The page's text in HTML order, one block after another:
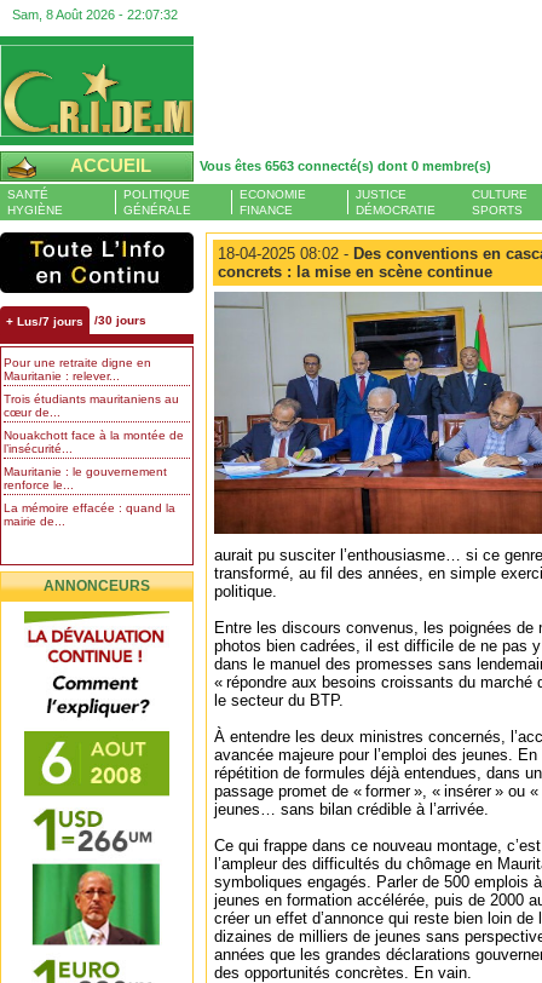
Sam, 8 Août 2026 - 22:07:32
ACCUEIL Vous êtes 6563 connecté(s) dont 0 membre(s)
SANTÉ
HYGIÈNE
POLITIQUE
GÉNÉRALE
ECONOMIE
FINANCE
JUSTICE
DÉMOCRATIE
CULTURE
SPORTS
+ Lus/7 jours /30 jours
Pour une retraite digne en
Mauritanie : relever...
Trois étudiants mauritaniens au
cœur de...
Nouakchott face à la montée de
l’insécurité...
Mauritanie : le gouvernement
renforce le...
La mémoire effacée : quand la
mairie de...
ANNONCEURS
18-04-2025 08:02 - Des conventions en
concrets : la mise en scène continue
aurait pu susciter l’enthousiasme… si ce
transformé, au fil des années, en simple
politique.
Entre les discours convenus, les poignées de
photos bien cadrées, il est difficile de ne pas
dans le manuel des promesses sans
« répondre aux besoins croissants du marché
le secteur du BTP.
À entendre les deux ministres concernés,
avancée majeure pour l’emploi des jeunes.
répétition de formules déjà entendues, dans
passage promet de « former », « insérer » ou
jeunes… sans bilan crédible à l’arrivée.
Ce qui frappe dans ce nouveau montage,
l’ampleur des difficultés du chômage en
symboliques engagés. Parler de 500 emplois
jeunes en formation accélérée, puis de 2000
créer un effet d’annonce qui reste bien loin
dizaines de milliers de jeunes sans
années que les grandes déclarations
des opportunités concrètes. En vain.